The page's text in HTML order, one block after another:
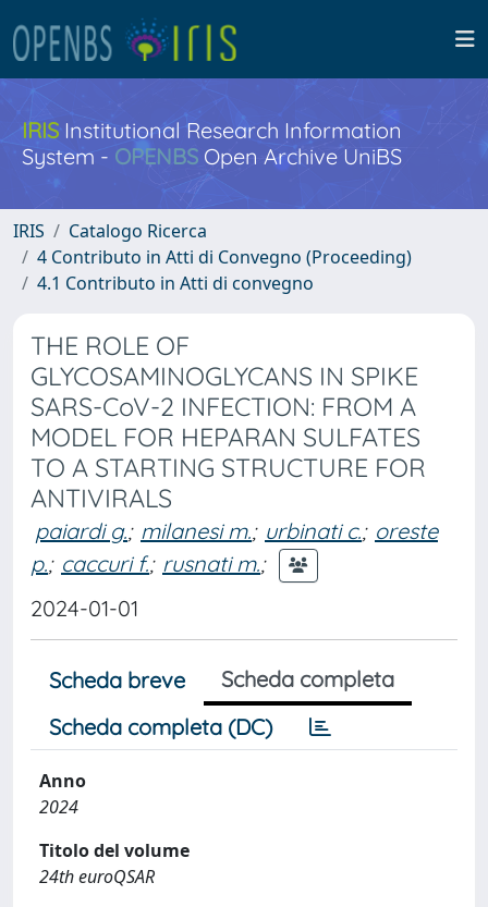
IRISInstitutional Research Information
System - OPENBS Open Archive UniBS
IRIS
Catalogo Ricerca
4 Contributo in Atti di Convegno (Proceeding)
4.1 Contributo in Atti di convegno
THE ROLE OF
GLYCOSAMINOGLYCANS IN SPIKE
SARS-CoV-2 INFECTION: FROM A
MODEL FOR HEPARAN SULFATES
TO A STARTING STRUCTURE FOR
ANTIVIRALS
paiardi g.; milanesi m.; urbinati c.; oreste
p.; caccuri f.; rusnati m.;
2024-01-01
Scheda breve
Scheda completa
Scheda completa (DC)
Anno
2024
Titolo del volume
24th euroQSAR